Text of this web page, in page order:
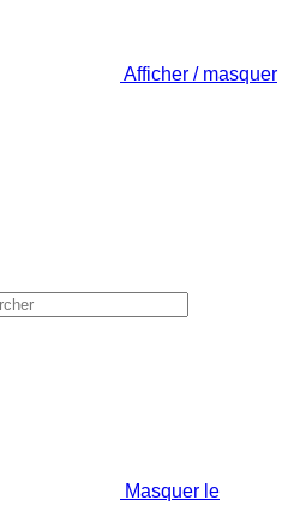
Afficher / masquer
Masquer le